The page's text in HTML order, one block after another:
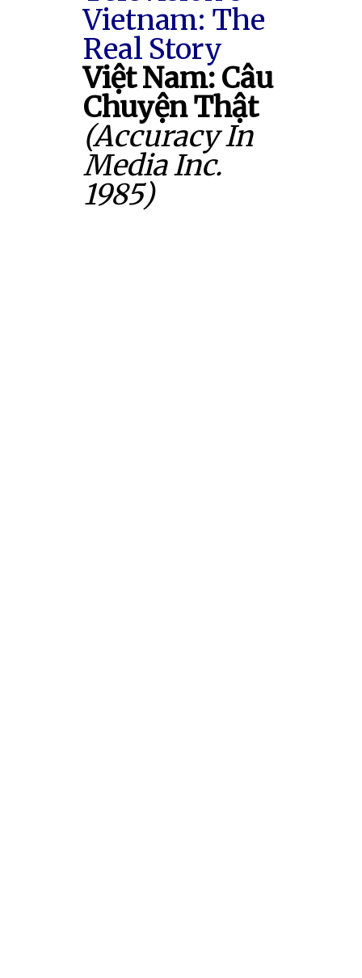
Vietnam: The
Real Story
Việt Nam: Câu
Chuyện Thật
(Accuracy In
Media Inc.
1985)